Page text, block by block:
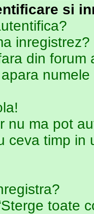
si
inregistrez?
din forum
nu ma pot
ceva timp
toate